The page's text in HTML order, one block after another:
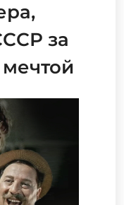
за